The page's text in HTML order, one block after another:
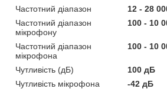
Частотний діапазон
12 - 28
Частотний діапазон
мікрофону
100 - 10
Частотний діапазон
мікрофона
100 - 10
Чутливість (дБ)
100 дБ
Чутливість мікрофона
-42 дБ